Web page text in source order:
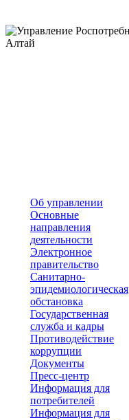
Об управлении
Основные
направления
деятельности
Электронное
правительство
Санитарно-
эпидемиологическая
обстановка
Государственная
служба и кадры
Противодействие
коррупции
Документы
Пресс-центр
Информация для
потребителей
Информация для